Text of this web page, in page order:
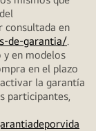
consultada en
de-garantia/.
en modelos
en el plazo
la garantía
participantes,